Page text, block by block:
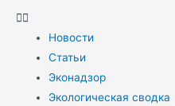
Новости
Статьи
Эконадзор
Экологическая сводка